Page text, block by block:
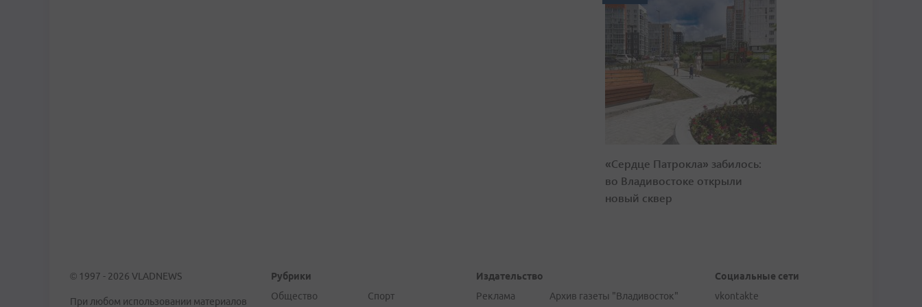
«Сердце Патрокла» забилось:
во Владивостоке открыли
новый сквер
© 1997 - 2026 VLADNEWS
При любом использовании материалов
Рубрики
Общество
Спорт
Издательство
Реклама
Архив газеты "Владивосток"
Социальные сети
vkontakte